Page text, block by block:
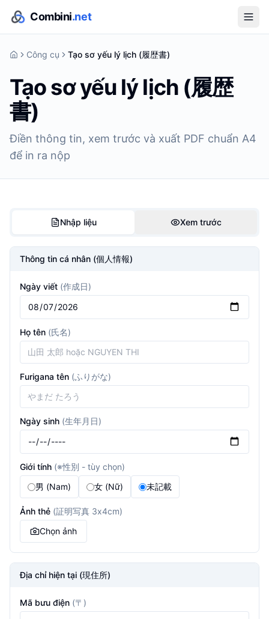
Combini.net
Công cụ Tạo sơ yếu lý lịch (履歴書)
Tạo sơ yếu lý lịch (履歴
書)
Điền thông tin, xem trước và xuất PDF chuẩn A4
để in ra nộp
Nhập liệu Xem trước
Thông tin cá nhân (個人情報)
Ngày viết (作成日)
Họ tên (氏名)
Furigana tên (ふりがな)
Ngày sinh (生年月日)
Giới tính (※性別 - tùy chọn)
男 (Nam)
女 (Nữ) 未記載
Ảnh thẻ (証明写真 3x4cm)
Chọn ảnh
Địa chỉ hiện tại (現住所)
Mã bưu điện (〒 )